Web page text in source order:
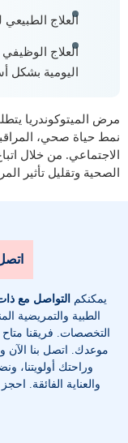
العلاج
العلاج
اليومية بشكل
مرض الميتوكوندريا
نمط حياة صحي،
الاجتماعي. من خلال
الصحية وتقليل تأثير
يمكنكم التواصل مع
الطبية والتمريضية
التخصصات. فريقنا
موعدك. اتصل بنا الآن
وراحتك أولويتنا،
والعناية الفائقة.